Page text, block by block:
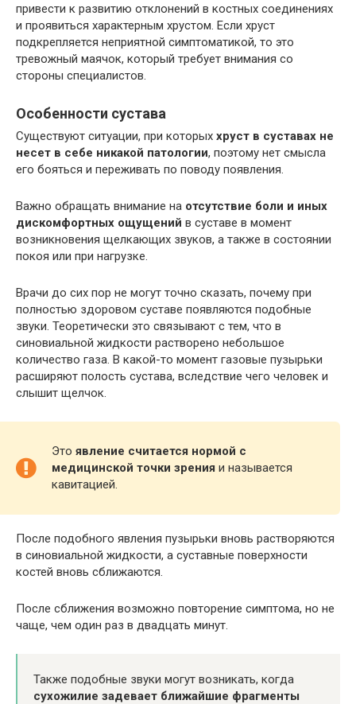
привести к развитию отклонений в костных соединениях
и проявиться характерным хрустом. Если хруст
подкрепляется неприятной симптоматикой, то это
тревожный маячок, который требует внимания со
стороны специалистов.
Особенности сустава
Существуют ситуации, при которых хруст в суставах не
несет в себе никакой патологии, поэтому нет смысла
его бояться и переживать по поводу появления.
Важно обращать внимание на отсутствие боли и иных
дискомфортных ощущений в суставе в момент
возникновения щелкающих звуков, а также в состоянии
покоя или при нагрузке.
Врачи до сих пор не могут точно сказать, почему при
полностью здоровом суставе появляются подобные
звуки. Теоретически это связывают с тем, что в
синовиальной жидкости растворено небольшое
количество газа. В какой-то момент газовые пузырьки
расширяют полость сустава, вследствие чего человек и
слышит щелчок.
Это явление считается нормой с
медицинской точки зрения и называется
кавитацией.
После подобного явления пузырьки вновь растворяются
в синовиальной жидкости, а суставные поверхности
костей вновь сближаются.
После сближения возможно повторение симптома, но не
чаще, чем один раз в двадцать минут.
Также подобные звуки могут возникать, когда
сухожилие задевает ближайшие фрагменты